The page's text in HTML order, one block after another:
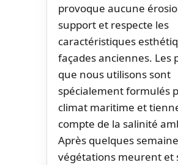
provoque aucune
support et respecte les
caractéristiques
façades anciennes. Les
que nous utilisons sont
spécialement formulés
climat maritime et
compte de la salinité
Après quelques
végétations meurent et